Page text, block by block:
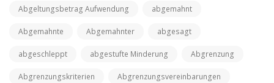
Abgeltungsbetrag Aufwendung abgemahnt
Abgemahnte Abgemahnter abgesagt
abgeschleppt abgestufte Minderung Abgrenzung
Abgrenzungskriterien Abgrenzungsvereinbarungen